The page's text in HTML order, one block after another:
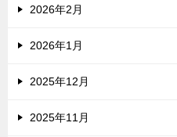
2026年2月
2026年1月
2025年12月
2025年11月